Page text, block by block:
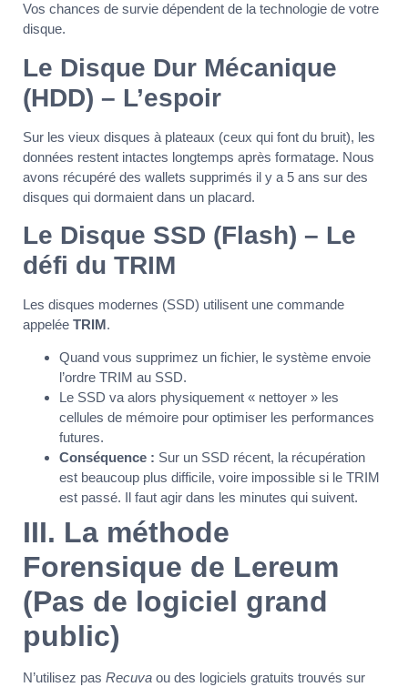
Vos chances de survie dépendent de la technologie de votre
disque.
Le Disque Dur Mécanique
(HDD) – L’espoir
Sur les vieux disques à plateaux (ceux qui font du bruit), les
données restent intactes longtemps après formatage. Nous
avons récupéré des wallets supprimés il y a 5 ans sur des
disques qui dormaient dans un placard.
Le Disque SSD (Flash) – Le
défi du TRIM
Les disques modernes (SSD) utilisent une commande
appelée TRIM.
Quand vous supprimez un fichier, le système envoie
l’ordre TRIM au SSD.
Le SSD va alors physiquement « nettoyer » les
cellules de mémoire pour optimiser les performances
futures.
Conséquence : Sur un SSD récent, la récupération
est beaucoup plus difficile, voire impossible si le TRIM
est passé. Il faut agir dans les minutes qui suivent.
III. La méthode
Forensique de Lereum
(Pas de logiciel grand
public)
N’utilisez pas Recuva ou des logiciels gratuits trouvés sur